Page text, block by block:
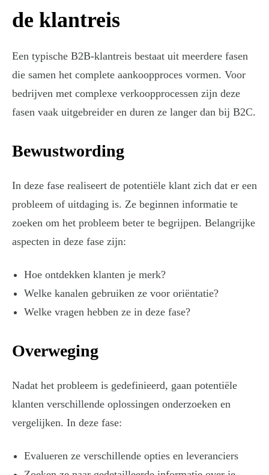
de klantreis
Een typische B2B-klantreis bestaat uit meerdere fasen
die samen het complete aankoopproces vormen. Voor
bedrijven met complexe verkoopprocessen zijn deze
fasen vaak uitgebreider en duren ze langer dan bij B2C.
Bewustwording
In deze fase realiseert de potentiële klant zich dat er een
probleem of uitdaging is. Ze beginnen informatie te
zoeken om het probleem beter te begrijpen. Belangrijke
aspecten in deze fase zijn:
Hoe ontdekken klanten je merk?
Welke kanalen gebruiken ze voor oriëntatie?
Welke vragen hebben ze in deze fase?
Overweging
Nadat het probleem is gedefinieerd, gaan potentiële
klanten verschillende oplossingen onderzoeken en
vergelijken. In deze fase:
Evalueren ze verschillende opties en leveranciers